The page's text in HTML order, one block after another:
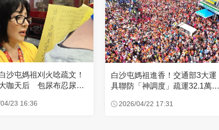
沙屯媽祖刈火唸疏文！
咖天后 包尿布忍尿5
23 16:36
白沙屯媽祖進香！交通部3大運
具聯防「神調度」疏運32.1萬創
2026/04/22 17:31